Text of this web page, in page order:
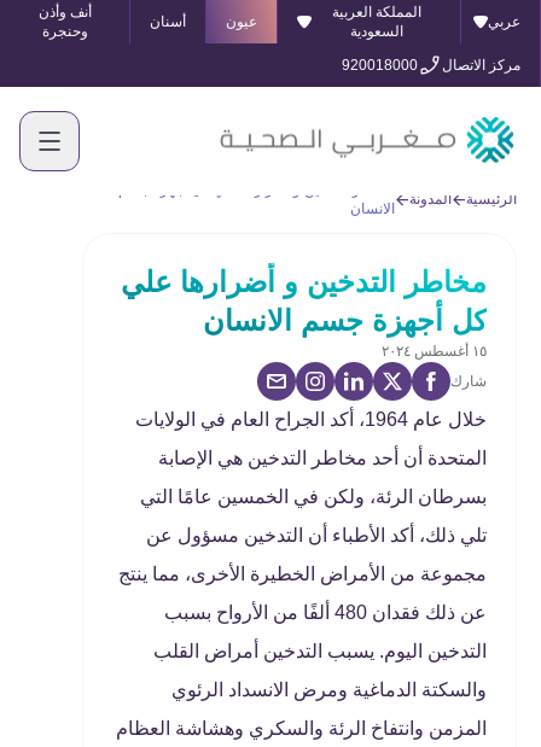
عربي
المملكة العربية
السعودية
عيون أسنان
أنف وأذن
وحنجرة
مركز الاتصال
920018000
الرئيسية المدونة
الانسان
مخاطر التدخين و أضرارها علي
كل أجهزة جسم الانسان
١٥ أغسطس ٢٠٢٤
شارك
خلال عام 1964، أكد الجراح العام في الولايات
المتحدة أن أحد مخاطر التدخين هي الإصابة
بسرطان الرئة، ولكن في الخمسين عامًا التي
تلي ذلك، أكد الأطباء أن التدخين مسؤول عن
مجموعة من الأمراض الخطيرة الأخرى، مما ينتج
عن ذلك فقدان 480 ألفًا من الأرواح بسبب
التدخين اليوم. يسبب التدخين أمراض القلب
والسكتة الدماغية ومرض الانسداد الرئوي
المزمن وانتفاخ الرئة والسكري وهشاشة العظام